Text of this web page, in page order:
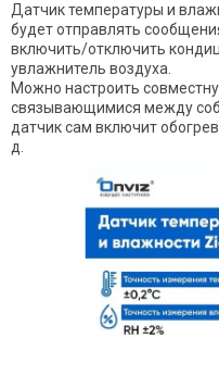
Датчик температуры и
будет отправлять
включить/отключить
увлажнитель воздуха.
Можно настроить
связывающимися между
датчик сам включит
д.